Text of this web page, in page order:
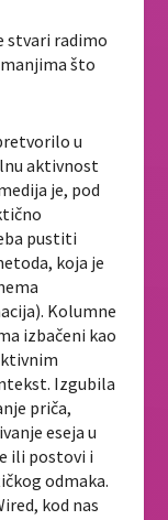
stvari radimo
što
u
aktivnost
je, pod
pustiti
koja je
Kolumne
izbačeni kao
Izgubila
priča,
eseja u
ili postovi i
odmaka.
kod nas